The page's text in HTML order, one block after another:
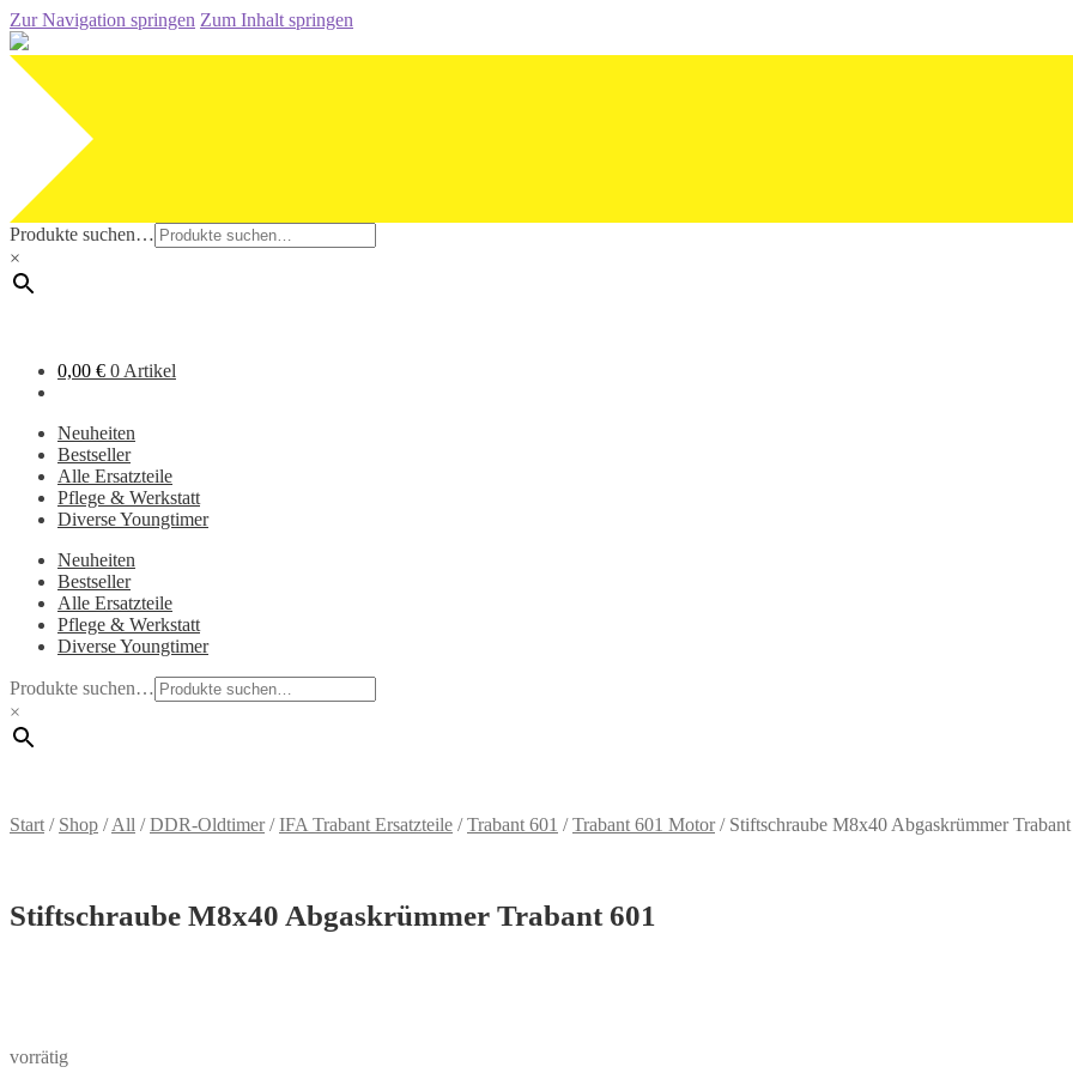
Zur Navigation springen Zum Inhalt springen
Produkte suchen…
×
0,00 € 0 Artikel
Neuheiten
Bestseller
Alle Ersatzteile
Pflege & Werkstatt
Diverse Youngtimer
Neuheiten
Bestseller
Alle Ersatzteile
Pflege & Werkstatt
Diverse Youngtimer
Produkte suchen…
×
Start / Shop /All /DDR-Oldtimer/IFA Trabant Ersatzteile /Trabant 601 /Trabant 601 Motor/ Stiftschraube M8x40 Abgaskrümmer Trabant
Stiftschraube M8x40 Abgaskrümmer Trabant 601
vorrätig